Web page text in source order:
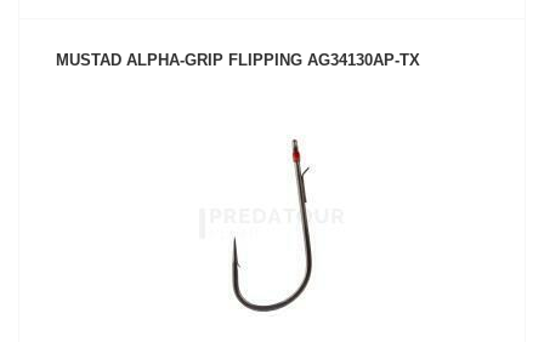
MUSTAD ALPHA-GRIP FLIPPING AG34130AP-TX
VOIR LE PRODUIT